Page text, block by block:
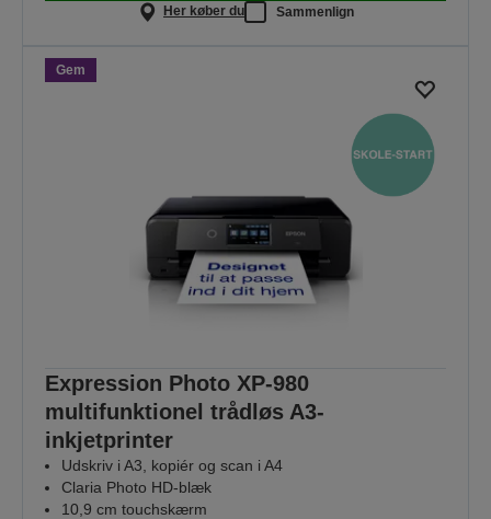
Her køber du Sammenlign
Gem
Expression Photo XP-980
multifunktionel trådløs A3-
inkjetprinter
Udskriv i A3, kopiér og scan i A4
Claria Photo HD-blæk
10,9 cm touchskærm